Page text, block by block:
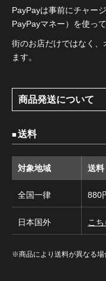
PayPayは事前にチャー
PayPayマネー）を使っ
街のお店だけではなく
ます。
商品発送について
送料
対象地域 送料
全国一律 880
日本国外 こ
※商品により送料が異なる場